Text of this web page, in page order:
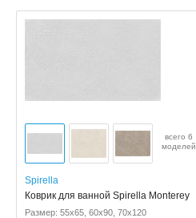
всего 6
моделей
Spirella
Коврик для ванной Spirella Monterey
Размер: 55x65, 60x90, 70x120